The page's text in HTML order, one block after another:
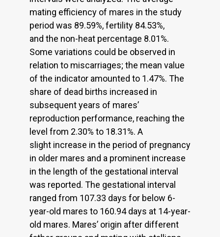
mating efficiency of mares in the study
period was 89.59%, fertility 84.53%,
and the non-heat percentage 8.01%.
Some variations could be observed in
relation to miscarriages; the mean value
of the indicator amounted to 1.47%. The
share of dead births increased in
subsequent years of mares’
reproduction performance, reaching the
level from 2.30% to 18.31%. A
slight increase in the period of pregnancy
in older mares and a prominent increase
in the length of the gestational interval
was reported. The gestational interval
ranged from 107.33 days for below 6-
year-old mares to 160.94 days at 14-year-
old mares. Mares’ origin after different